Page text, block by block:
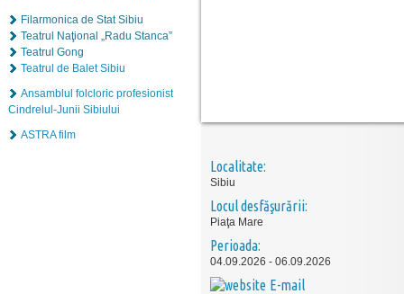
Filarmonica de Stat Sibiu
Teatrul Naţional „Radu Stanca”
Teatrul Gong
Teatrul de Balet Sibiu
Ansamblul folcloric profesionist
Cindrelul-Junii Sibiului
ASTRA film
Localitate:
Sibiu
Locul desfăşurării:
Piaţa Mare
Perioada:
04.09.2026 - 06.09.2026
E-mail